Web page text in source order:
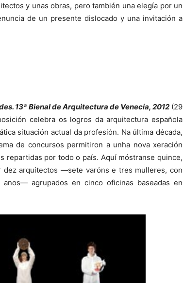
y unas obras, pero también una elegía por un
de un presente dislocado y una invitación a
13ª Bienal de Arquitectura de Venecia, 2012(29
celebra os logros da arquitectura española
situación actual da profesión. Na última década,
de concursos permitiron a unha nova xeración
repartidas por todo o país. Aquí móstranse quince,
dez arquitectos —sete varóns e tres mulleres, con
agrupados en cinco oficinas baseadas en